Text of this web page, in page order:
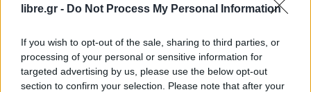
libre.gr - Do Not Process My Personal Information
If you wish to opt-out of the sale, sharing to third parties, or
processing of your personal or sensitive information for
targeted advertising by us, please use the below opt-out
section to confirm your selection. Please note that after your
Γκραντ και Ναν απάντησαν αμέσως (43-43 στο
αποδυτήρια στο +5 (45-50), έχοντας βρει 15
πόντους στον αιφνιδιασμό.